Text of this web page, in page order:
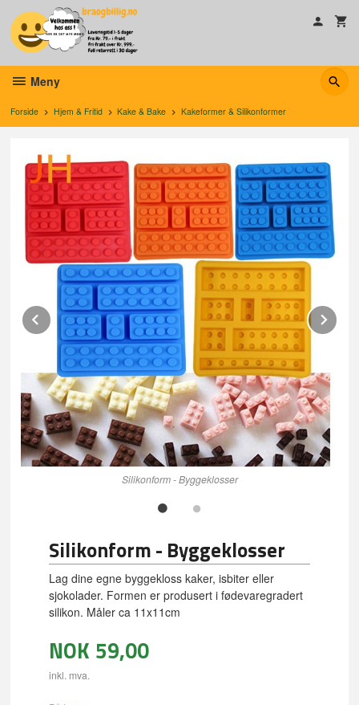
innholdet
Meny
Forside Hjem & Fritid Kake & Bake Kakeformer & Silikonformer
Silikonform - Byggeklosser
Prev
Silikonform - Byggeklosser
Lag dine egne byggekloss kaker, isbiter eller
sjokolader. Formen er produsert i fødevaregradert
silikon. Måler ca 11x11cm
NOK 59,00
inkl. mva.